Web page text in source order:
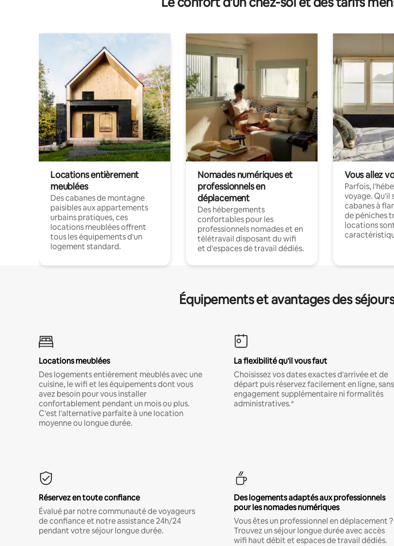
Locations entièrement
meublées
Des cabanes de montagne
paisibles aux appartements
urbains pratiques, ces
locations meublées offrent
tous les équipements d'un
logement standard.
Nomades numériques et
professionnels en
déplacement
Des hébergements
confortables pour les
professionnels nomades et en
télétravail disposant du wifi
et d'espaces de travail dédiés.
Vous allez
Parfois,
voyage. Qu'il
cabanes à
de péniches
locations
Équipements et avantages des
Locations meublées
Des logements entièrement meublés avec une
cuisine, le wifi et les équipements dont vous
avez besoin pour vous installer
confortablement pendant un mois ou plus.
C'est l'alternative parfaite à une location
moyenne ou longue durée.
La flexibilité qu'il vous faut
Choisissez vos dates exactes d'arrivée et de
départ puis réservez facilement en ligne, sans
engagement supplémentaire ni formalités
administratives.*
Réservez en toute confiance
Évalué par notre communauté de voyageurs
de confiance et notre assistance 24h/24
pendant votre séjour longue durée.
Des logements adaptés aux professionnels
pour les nomades numériques
Vous êtes un professionnel en déplacement ?
Trouvez un séjour longue durée avec accès
wifi haut débit et espaces de travail dédiés.